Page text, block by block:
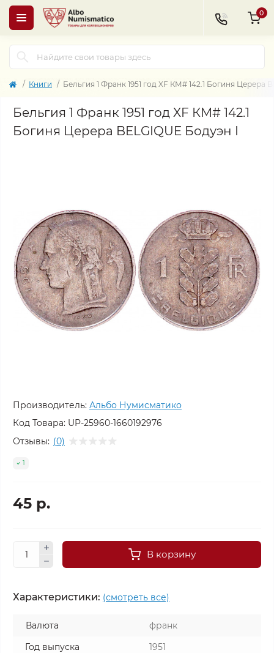
0
Книги Бельгия 1 Франк 1951 год XF КМ# 142.1 Богиня Церера
Бельгия 1 Франк 1951 год XF КМ# 142.1
Богиня Церера BELGIQUE Бодуэн I
Производитель: Альбо Нумисматико
Код Товара: UP-25960-1660192976
Отзывы: (0)
1
45 р.
В корзину
Характеристики: (смотреть все)
Валюта
франк
Год выпуска
1951